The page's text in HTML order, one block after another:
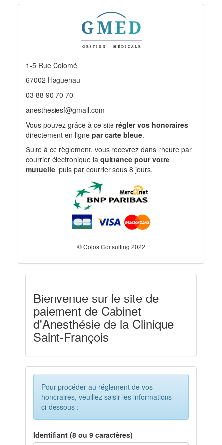
1-5 Rue Colomé
67002 Haguenau
03 88 90 70 70
anesthesiesf@gmail.com
Vous pouvez grâce à ce site régler vos honoraires
directement en ligne par carte bleue.
Suite à ce règlement, vous recevrez dans l'heure par
courrier électronique la quittance pour votre
mutuelle, puis par courrier sous 8 jours.
© Colos Consulting 2022
Bienvenue sur le site de
paiement de Cabinet
d'Anesthésie de la Clinique
Saint-François
Pour procéder au réglement de vos
honoraires, veuillez saisir les informations
ci-dessous :
Identifiant (8 ou 9 caractères)